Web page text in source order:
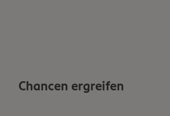
Chancen ergreifen